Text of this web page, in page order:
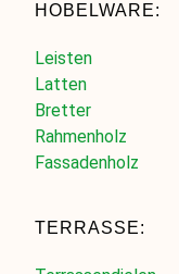
HOBELWARE:
Leisten
Latten
Bretter
Rahmenholz
Fassadenholz
TERRASSE: